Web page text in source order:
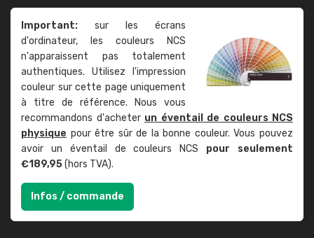
Important: sur les écrans
d'ordinateur, les couleurs NCS
n'apparaissent pas totalement
authentiques. Utilisez l'impression
couleur sur cette page uniquement
à titre de référence. Nous vous
recommandons d'acheter un éventail de couleurs NCS
physique pour être sûr de la bonne couleur. Vous pouvez
avoir un éventail de couleurs NCS pour seulement
€189,95(hors TVA).
Infos / commande